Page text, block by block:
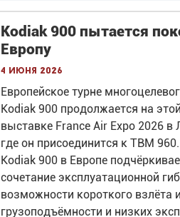
Kodiak 900 пытается
Европу
4 июня 2026
Европейское турне
Kodiak 900 продолжается на
выставке France Air Expo 2026 в
где он присоединится к TBM
Kodiak 900 в Европе
сочетание эксплуатационной
возможности короткого взлёта
грузоподъёмности и низких